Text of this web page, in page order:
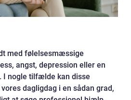
med følelsesmæssige
angst, depression eller en
I nogle tilfælde kan disse
dagligdag i en sådan grad,